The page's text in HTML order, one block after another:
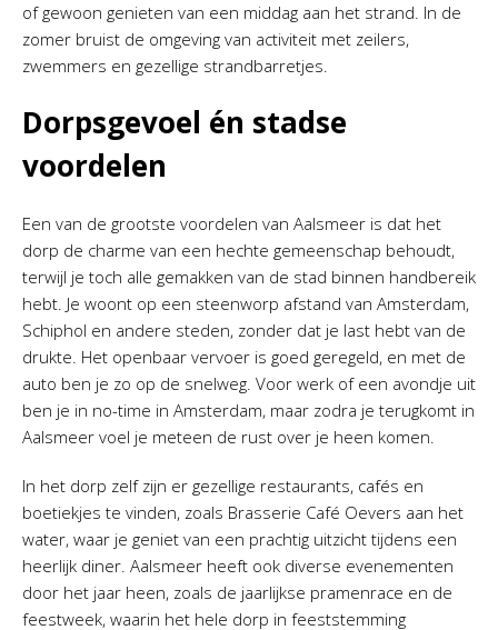
of gewoon genieten van een middag aan het strand. In de
zomer bruist de omgeving van activiteit met zeilers,
zwemmers en gezellige strandbarretjes.
Dorpsgevoel én stadse
voordelen
Een van de grootste voordelen van Aalsmeer is dat het
dorp de charme van een hechte gemeenschap behoudt,
terwijl je toch alle gemakken van de stad binnen handbereik
hebt. Je woont op een steenworp afstand van Amsterdam,
Schiphol en andere steden, zonder dat je last hebt van de
drukte. Het openbaar vervoer is goed geregeld, en met de
auto ben je zo op de snelweg. Voor werk of een avondje uit
ben je in no-time in Amsterdam, maar zodra je terugkomt in
Aalsmeer voel je meteen de rust over je heen komen.
In het dorp zelf zijn er gezellige restaurants, cafés en
boetiekjes te vinden, zoals Brasserie Café Oevers aan het
water, waar je geniet van een prachtig uitzicht tijdens een
heerlijk diner. Aalsmeer heeft ook diverse evenementen
door het jaar heen, zoals de jaarlijkse pramenrace en de
feestweek, waarin het hele dorp in feeststemming